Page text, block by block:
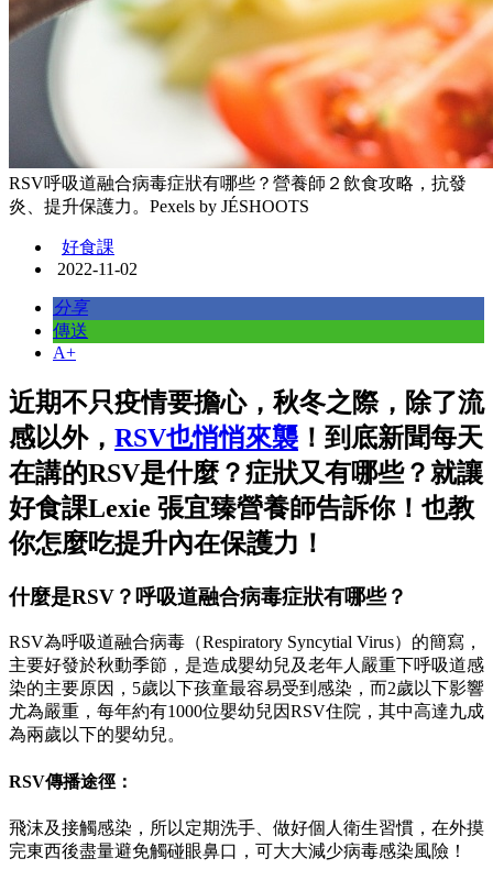
RSV呼吸道融合病毒症狀有哪些？營養師２飲食攻略，抗發
炎、提升保護力。Pexels by JÉSHOOTS
好食課
2022-11-02
分享
傳送
A+
近期不只疫情要擔心，秋冬之際，除了流
感以外， RSV也悄悄來襲 ！到底新聞每天
在講的RSV是什麼？症狀又有哪些？就讓
好食課Lexie 張宜臻營養師告訴你！也教
你怎麼吃提升內在保護力！
什麼是RSV？呼吸道融合病毒症狀有哪些？
RSV為呼吸道融合病毒（Respiratory Syncytial Virus）的簡寫，
主要好發於秋動季節，是造成嬰幼兒及老年人嚴重下呼吸道感
染的主要原因，5歲以下孩童最容易受到感染，而2歲以下影響
尤為嚴重，每年約有1000位嬰幼兒因RSV住院，其中高達九成
為兩歲以下的嬰幼兒。
RSV傳播途徑：
飛沫及接觸感染，所以定期洗手、做好個人衛生習慣，在外摸
完東西後盡量避免觸碰眼鼻口，可大大減少病毒感染風險！